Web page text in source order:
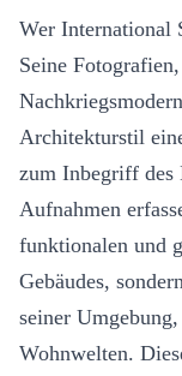
Wer International
Seine
Architekturstil
zum Inbegriff des
Aufnahmen
funktionalen und
Gebäudes,
seiner
Wohnwelten.